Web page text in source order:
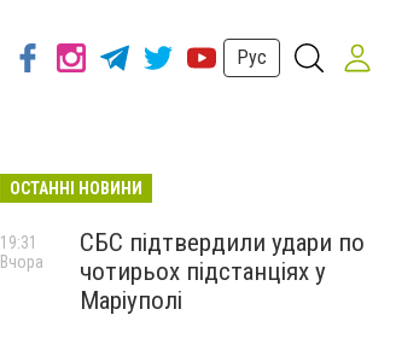
Рус
ОСТАННІ НОВИНИ
СБС підтвердили удари по
чотирьох підстанціях у
Маріуполі
19:31
Вчора